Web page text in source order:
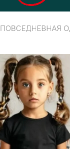
ПОВСЕДНЕВНАЯ